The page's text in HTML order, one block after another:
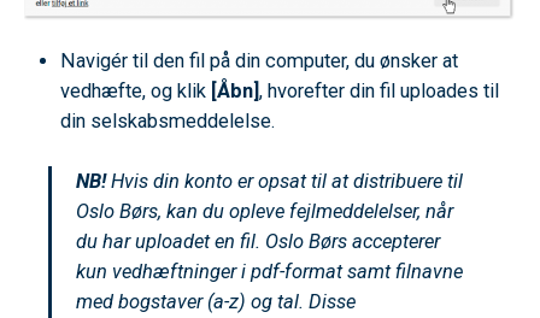
Navigér til den fil på din computer, du ønsker at
vedhæfte, og klik [Åbn], hvorefter din fil uploades til
din selskabsmeddelelse.
NB!Hvis din konto er opsat til at distribuere til
Oslo Børs, kan du opleve fejlmeddelelser, når
du har uploadet en fil. Oslo Børs accepterer
kun vedhæftninger i pdf-format samt filnavne
med bogstaver (a-z) og tal. Disse